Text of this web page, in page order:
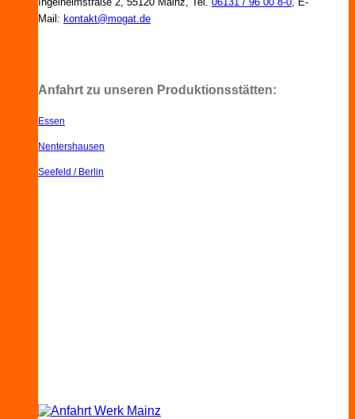
Mail: kontakt@mogat.de
Anfahrt zu unseren Produktionsstätten:
Essen
Nentershausen
Seefeld / Berlin